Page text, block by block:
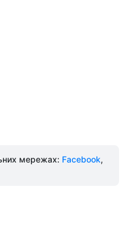
мережах: Facebook,